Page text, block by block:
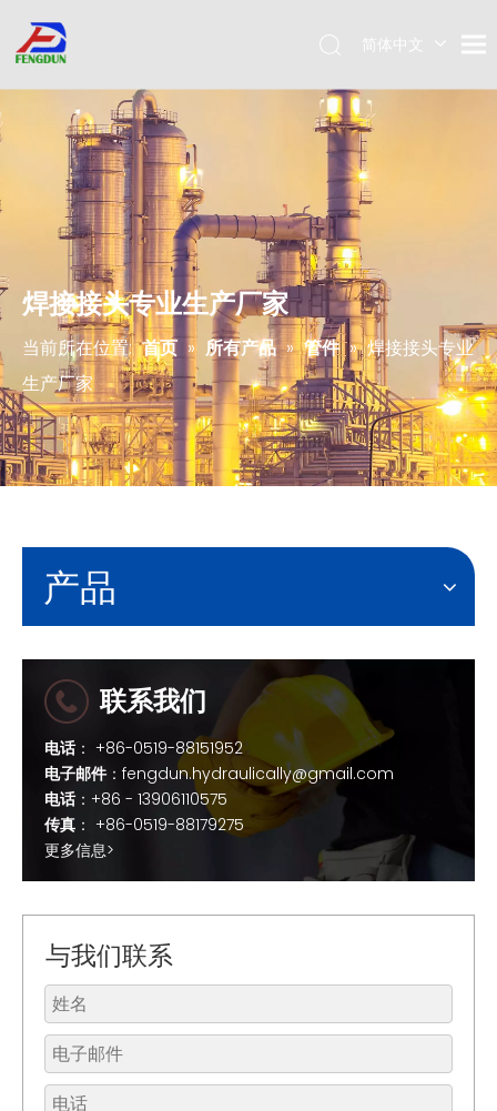
简体中文
English
焊接接头专业生产厂家
当前所在位置: 首页 » 所有产品 » 管件 » 焊接接头专业
生产厂家
产品
联系我们
电话： +86-0519-88151952
电子邮件： fengdun.hydraulically@gmail.com
电话：+86 - 13906110575
传真 ： +86-0519-88179275
更多信息>
与我们联系